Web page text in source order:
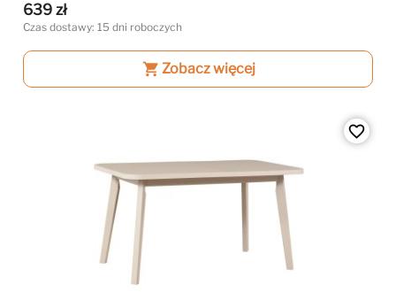
639 zł
Czas dostawy: 15 dni roboczych
shopping_cart Zobacz więcej
favorite_border